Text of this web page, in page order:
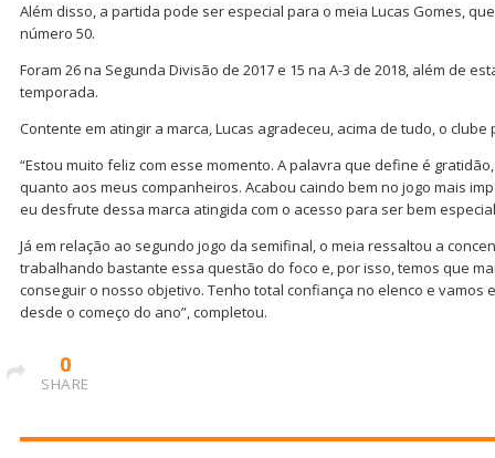
Além disso, a partida pode ser especial para o meia Lucas Gomes,
número 50.
Foram 26 na Segunda Divisão de 2017 e 15 na A-3 de 2018, além de
temporada.
Contente em atingir a marca, Lucas agradeceu, acima de tudo, o
“Estou muito feliz com esse momento. A palavra que define é
quanto aos meus companheiros. Acabou caindo bem no jogo mais
eu desfrute dessa marca atingida com o acesso para ser bem
Já em relação ao segundo jogo da semifinal, o meia ressaltou a
trabalhando bastante essa questão do foco e, por isso, temos que
conseguir o nosso objetivo. Tenho total confiança no elenco e vamos
desde o começo do ano”, completou.
0
SHARE